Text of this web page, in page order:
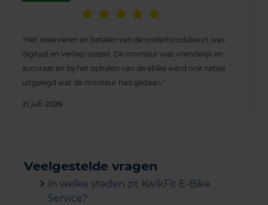
"Het reserveren en betalen van de onderhoudsbeurt was
digitaal en verliep soepel. De monteur was vriendelijk en
accuraat en bij het ophalen van de ebike werd ook netjes
uitgelegd wat de monteur had gedaan."
21 juli 2026
Veelgestelde vragen
In welke steden zit KwikFit E-Bike
Service?